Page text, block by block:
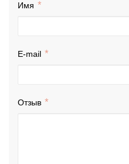
Имя
E-mail
Отзыв